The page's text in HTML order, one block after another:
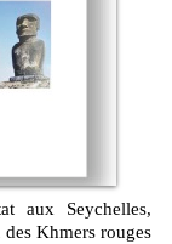
des Khmers rouges